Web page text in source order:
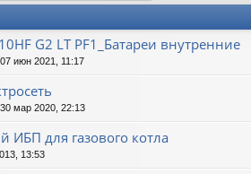
G2 LT PF1_Батареи внутренние
июн 2021, 11:17
мар 2020, 22:13
ИБП для газового котла
13:53